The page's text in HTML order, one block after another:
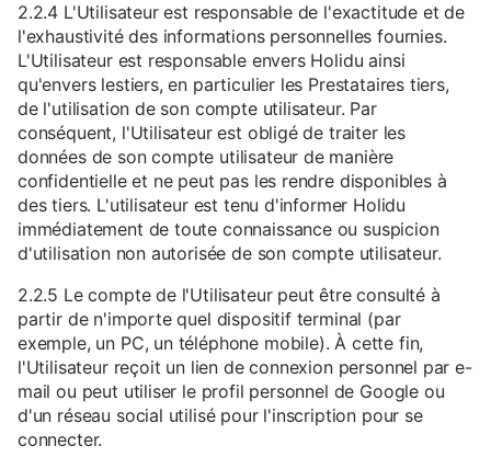
2.2.4 L'Utilisateur est responsable de l'exactitude et de
l'exhaustivité des informations personnelles fournies.
L'Utilisateur est responsable envers Holidu ainsi
qu'envers lestiers, en particulier les Prestataires tiers,
de l'utilisation de son compte utilisateur. Par
conséquent, l'Utilisateur est obligé de traiter les
données de son compte utilisateur de manière
confidentielle et ne peut pas les rendre disponibles à
des tiers. L'utilisateur est tenu d'informer Holidu
immédiatement de toute connaissance ou suspicion
d'utilisation non autorisée de son compte utilisateur.
2.2.5 Le compte de l'Utilisateur peut être consulté à
partir de n'importe quel dispositif terminal (par
exemple, un PC, un téléphone mobile). À cette fin,
l'Utilisateur reçoit un lien de connexion personnel par e-
mail ou peut utiliser le profil personnel de Google ou
d'un réseau social utilisé pour l'inscription pour se
connecter.